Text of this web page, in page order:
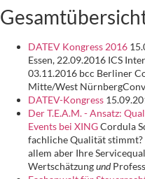
DATEV Kongress 2016
Essen, 22.09.2016 ICS
03.11.2016 bcc Berliner
Mitte/West
DATEV-Kongress
Der T.E.A.M. - Ansatz:
Events bei XINGCordula
fachliche Qualität
allem aber Ihre
Wertschätzungund